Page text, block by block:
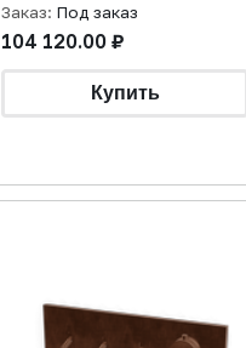
Заказ: Под заказ
104 120.00 ₽